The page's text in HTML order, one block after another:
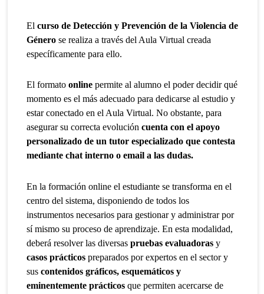
Elcurso de Detección y Prevención de la Violencia de
Género se realiza a través del Aula Virtual creada
específicamente para ello.
El formato online permite al alumno el poder decidir qué
momento es el más adecuado para dedicarse al estudio y
estar conectado en el Aula Virtual. No obstante, para
asegurar su correcta evolución cuenta con el apoyo
personalizado de un tutor especializado que contesta
mediante chat interno o email a las dudas.
En la formación online el estudiante se transforma en el
centro del sistema, disponiendo de todos los
instrumentos necesarios para gestionar y administrar por
sí mismo su proceso de aprendizaje. En esta modalidad,
deberá resolver las diversaspruebas evaluadoras y
casos prácticospreparados por expertos en el sector y
suscontenidos gráficos, esquemáticos y
eminentemente prácticos que permiten acercarse de